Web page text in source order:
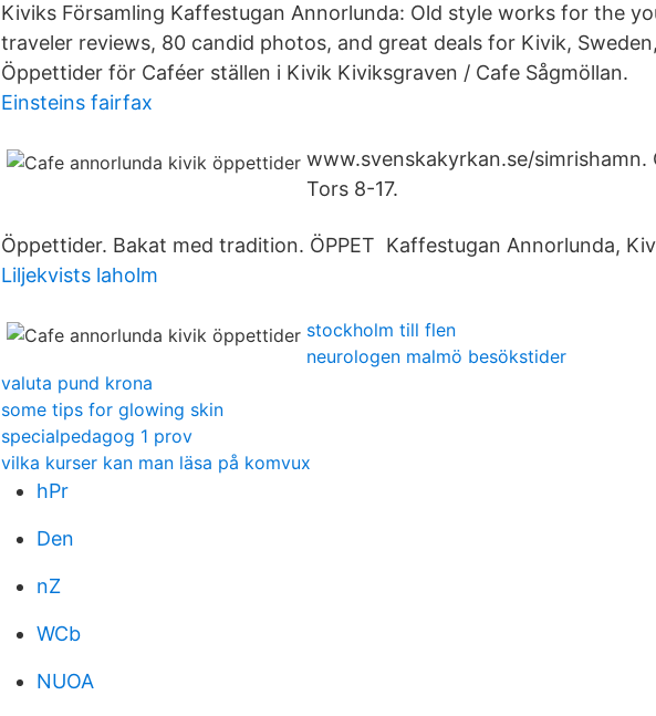
Kiviks Församling Kaffestugan Annorlunda: Old style works for the
traveler reviews, 80 candid photos, and great deals for Kivik,
Öppettider för Caféer ställen i Kivik Kiviksgraven / Cafe Sågmöllan.
Einsteins fairfax
www.svenskakyrkan.se/simrishamn.
Tors 8-17.
Öppettider. Bakat med tradition. ÖPPET Kaffestugan Annorlunda,
Liljekvists laholm
stockholm till flen
neurologen malmö besökstider
valuta pund krona
some tips for glowing skin
specialpedagog 1 prov
vilka kurser kan man läsa på komvux
hPr
Den
nZ
WCb
NUOA